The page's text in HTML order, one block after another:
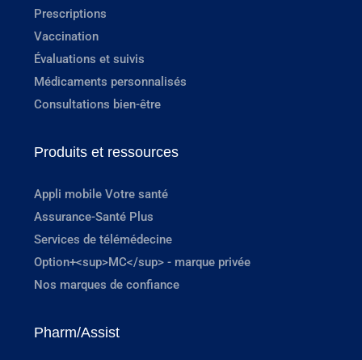
Prescriptions
Vaccination
Évaluations et suivis
Médicaments personnalisés
Consultations bien-être
Produits et ressources
Appli mobile Votre santé
Assurance-Santé Plus
Services de télémédecine
Option+<sup>MC</sup> - marque privée
Nos marques de confiance
Pharm/Assist